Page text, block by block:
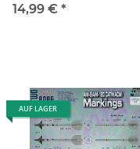
14,99 € *
AUF LAGER